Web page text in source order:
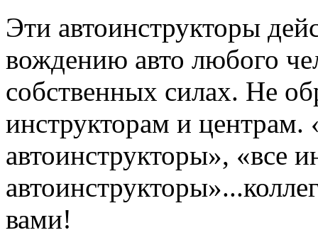
Эти автоинструкторы
вождению авто любого
собственных силах. Не
инструкторам и
автоинструкторы», «все
вами!